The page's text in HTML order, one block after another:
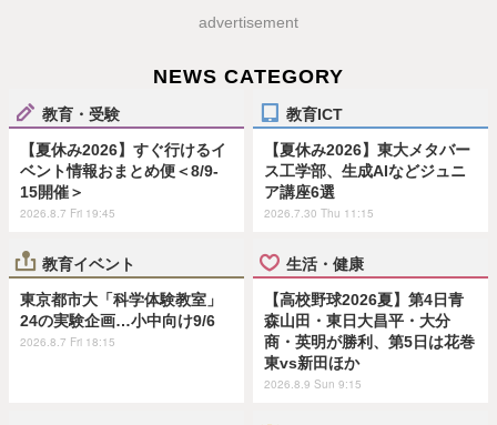
advertisement
NEWS CATEGORY
教育・受験
【夏休み2026】すぐ行けるイ
ベント情報おまとめ便＜8/9-
15開催＞
2026.8.7 Fri 19:45
教育ICT
【夏休み2026】東大メタバー
ス工学部、生成AIなどジュニ
ア講座6選
2026.7.30 Thu 11:15
教育イベント
東京都市大「科学体験教室」
24の実験企画…小中向け9/6
2026.8.7 Fri 18:15
生活・健康
【高校野球2026夏】第4日青
森山田・東日大昌平・大分
商・英明が勝利、第5日は花巻
東vs新田ほか
2026.8.9 Sun 9:15